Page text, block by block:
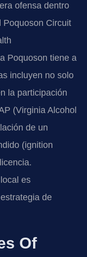
ofensa dentro
Poquoson Circuit
Poquoson tiene a
incluyen no solo
la participación
(Virginia Alcohol
de un
(ignition
es
de
Of